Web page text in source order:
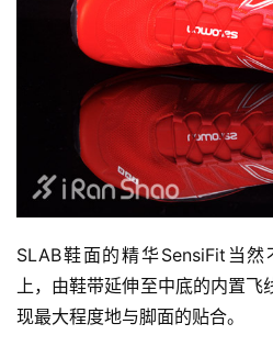
SLAB鞋面的精华SensiFit当然
上，由鞋带延伸至中底的内置飞
现最大程度地与脚面的贴合。